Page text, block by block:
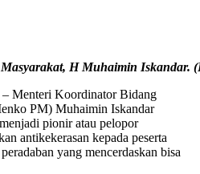
H Muhaimin Iskandar.
– Menteri Koordinator Bidang
PM) Muhaimin Iskandar
pionir atau pelopor
antikekerasan kepada peserta
yang mencerdaskan bisa